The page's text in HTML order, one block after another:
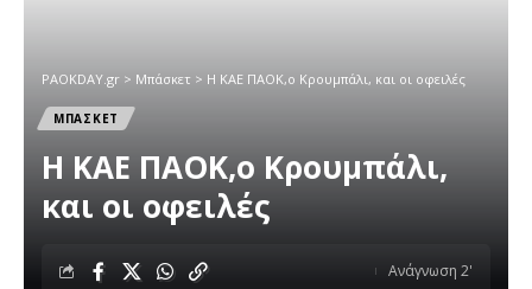
PAOKDAY.gr > Μπάσκετ > H KAE ΠΑΟΚ,o Κρουμπάλι, και oι οφειλές
ΜΠΑΣΚΕΤ
H KAE ΠΑΟΚ,o Κρουμπάλι,
και oι οφειλές
Ανάγνωση 2'